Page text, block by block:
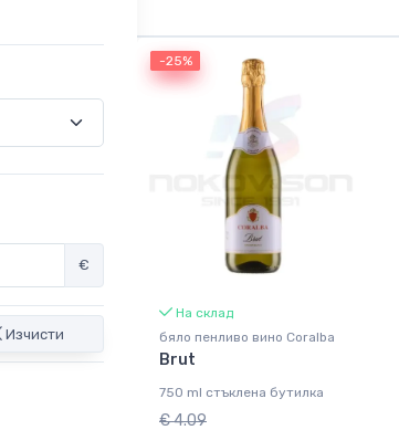
€
Изчисти
-25%
-25%
На склад
бяло пенливо вино Coralba
Brut
750 ml стъклена бутилка
€ 4.09